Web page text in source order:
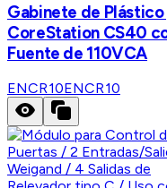
Gabinete de Plástico
CoreStation CS40
Fuente de 110VCA
ENCR10ENCR10